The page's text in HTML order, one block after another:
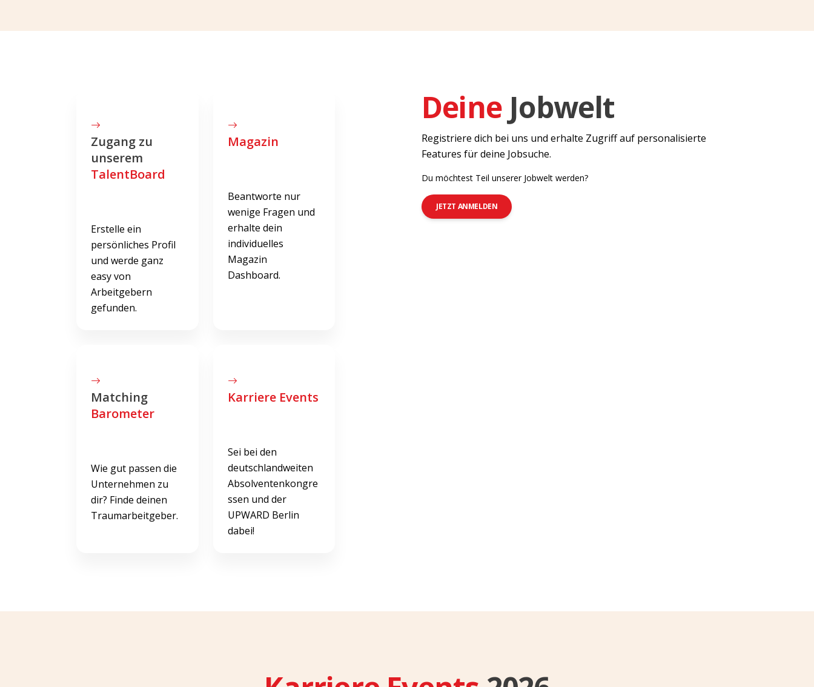
Zugang zu
unserem
TalentBoard
Erstelle ein
persönliches Profil
und werde ganz
easy von
Arbeitgebern
gefunden.
Magazin
Beantworte nur
wenige Fragen und
erhalte dein
individuelles
Magazin
Dashboard.
Matching
Barometer
Wie gut passen die
Unternehmen zu
dir? Finde deinen
Traumarbeitgeber.
Karriere Events
Sei bei den
deutschlandweiten
Absolventenkongre
ssen und der
UPWARD Berlin
dabei!
Deine Jobwelt
Registriere dich bei uns und erhalte Zugriff auf personalisierte
Features für deine Jobsuche.
Du möchtest Teil unserer Jobwelt werden?
JETZT ANMELDEN